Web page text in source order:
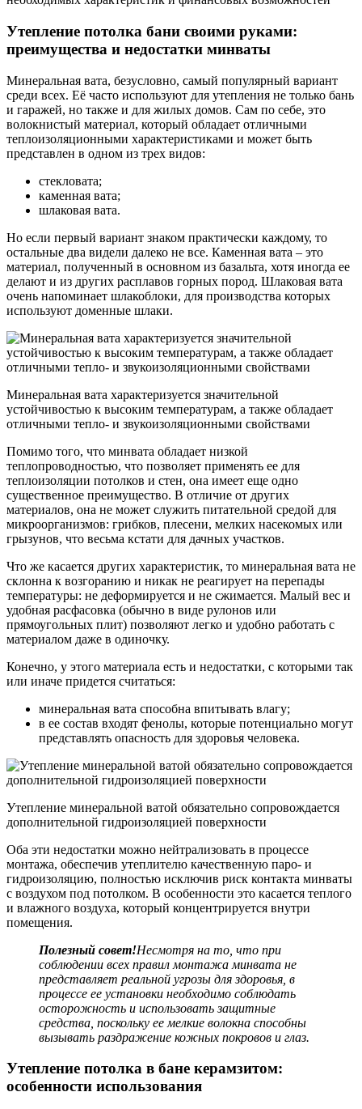
Утепление потолка бани своими руками:
преимущества и недостатки минваты
Минеральная вата, безусловно, самый популярный вариант
среди всех. Её часто используют для утепления не только бань
и гаражей, но также и для жилых домов. Сам по себе, это
волокнистый материал, который обладает отличными
теплоизоляционными характеристиками и может быть
представлен в одном из трех видов:
стекловата;
каменная вата;
шлаковая вата.
Но если первый вариант знаком практически каждому, то
остальные два видели далеко не все. Каменная вата – это
материал, полученный в основном из базальта, хотя иногда ее
делают и из других расплавов горных пород. Шлаковая вата
очень напоминает шлакоблоки, для производства которых
используют доменные шлаки.
Минеральная вата характеризуется значительной
устойчивостью к высоким температурам, а также обладает
отличными тепло- и звукоизоляционными свойствами
Помимо того, что минвата обладает низкой
теплопроводностью, что позволяет применять ее для
теплоизоляции потолков и стен, она имеет еще одно
существенное преимущество. В отличие от других
материалов, она не может служить питательной средой для
микроорганизмов: грибков, плесени, мелких насекомых или
грызунов, что весьма кстати для дачных участков.
Что же касается других характеристик, то минеральная вата не
склонна к возгоранию и никак не реагирует на перепады
температуры: не деформируется и не сжимается. Малый вес и
удобная расфасовка (обычно в виде рулонов или
прямоугольных плит) позволяют легко и удобно работать с
материалом даже в одиночку.
Конечно, у этого материала есть и недостатки, с которыми так
или иначе придется считаться:
минеральная вата способна впитывать влагу;
в ее состав входят фенолы, которые потенциально могут
представлять опасность для здоровья человека.
Утепление минеральной ватой обязательно сопровождается
дополнительной гидроизоляцией поверхности
Оба эти недостатки можно нейтрализовать в процессе
монтажа, обеспечив утеплителю качественную паро- и
гидроизоляцию, полностью исключив риск контакта минваты
с воздухом под потолком. В особенности это касается теплого
и влажного воздуха, который концентрируется внутри
помещения.
Полезный совет!Несмотря на то, что при
соблюдении всех правил монтажа минвата не
представляет реальной угрозы для здоровья, в
процессе ее установки необходимо соблюдать
осторожность и использовать защитные
средства, поскольку ее мелкие волокна способны
вызывать раздражение кожных покровов и глаз.
Утепление потолка в бане керамзитом:
особенности использования